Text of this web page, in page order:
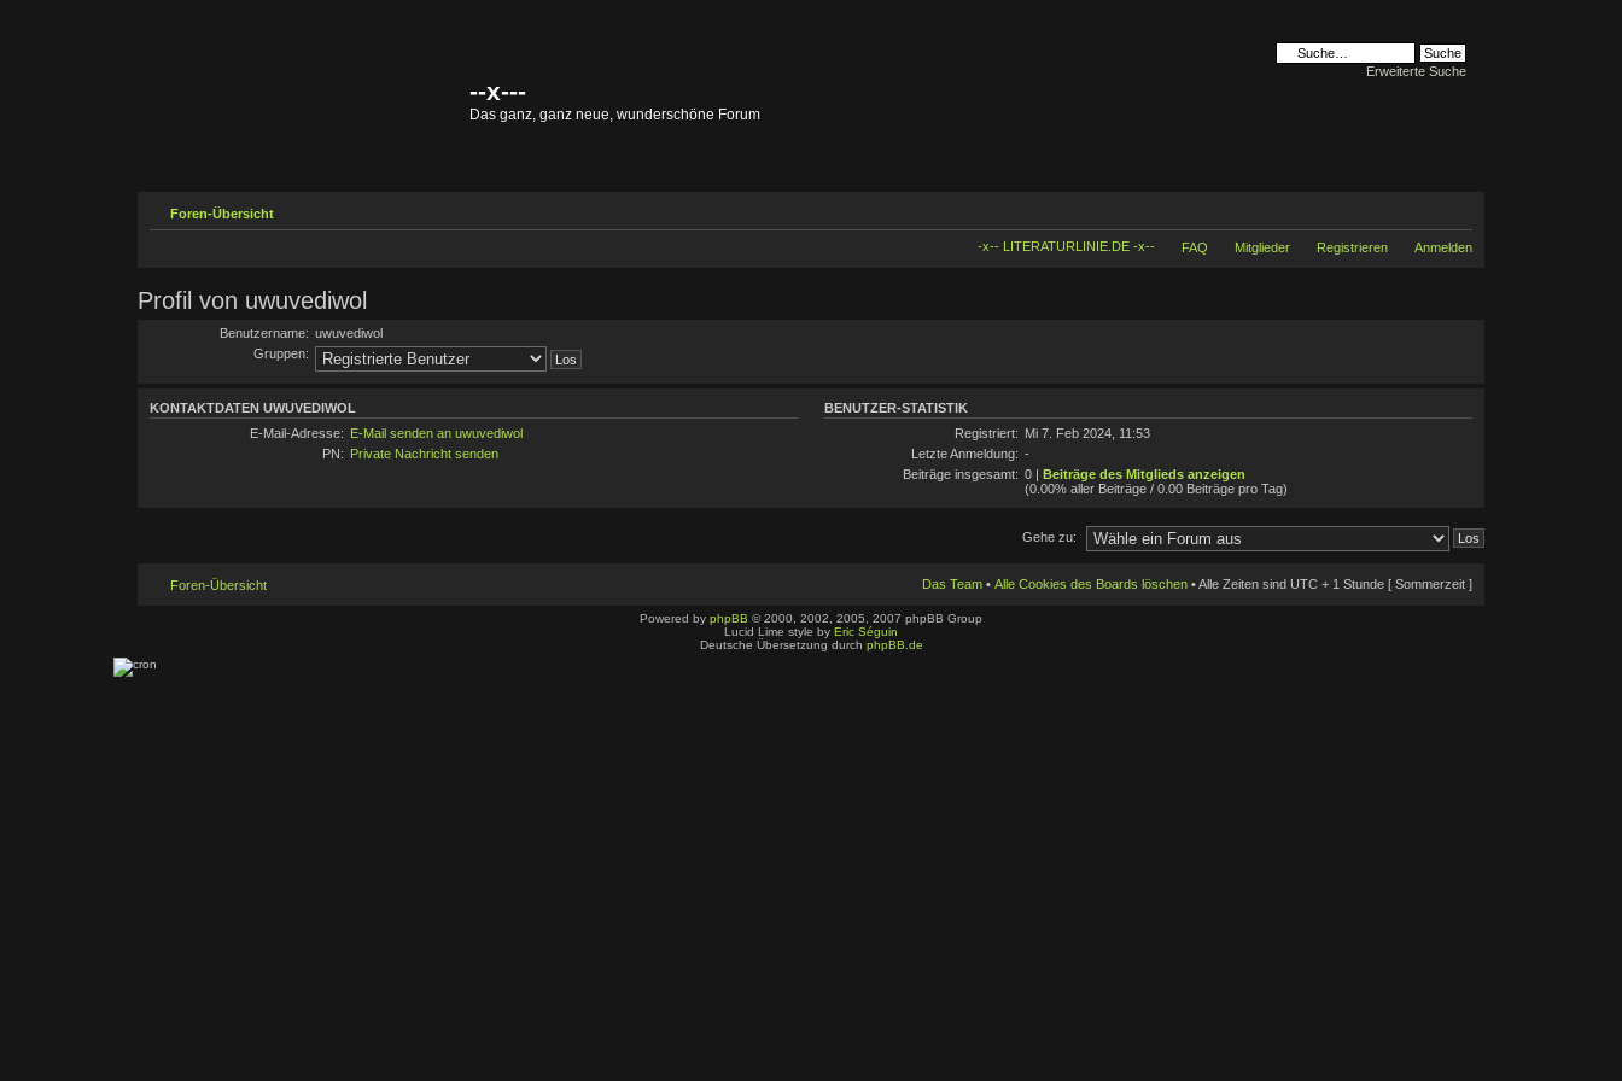
--x---
Das ganz, ganz neue, wunderschöne Forum
Erweiterte Suche
Foren-Übersicht
-x-- LITERATURLINIE.DE -x-- FAQ Mitglieder Registrieren Anmelden
Profil von uwuvediwol
Benutzername: uwuvediwol
Gruppen:
KONTAKTDATEN UWUVEDIWOL
E-Mail-Adresse: E-Mail senden an uwuvediwol
PN: Private Nachricht senden
BENUTZER-STATISTIK
Registriert: Mi 7. Feb 2024, 11:53
Letzte Anmeldung: -
Beiträge insgesamt: 0 |Beiträge des Mitglieds anzeigen
(0.00% aller Beiträge / 0.00 Beiträge pro Tag)
Gehe zu:
Foren-Übersicht Das Team• Alle Cookies des Boards löschen• Alle Zeiten sind UTC + 1 Stunde [ Sommerzeit ]
Powered by phpBB © 2000, 2002, 2005, 2007 phpBB Group
Lucid Lime style by Eric Séguin
Deutsche Übersetzung durch phpBB.de